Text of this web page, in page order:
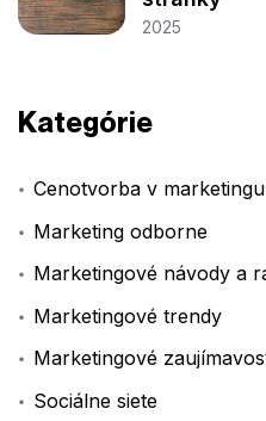
2025
Kategórie
Cenotvorba v marketingu
Marketing odborne
Marketingové návody a
Marketingové trendy
Marketingové
Sociálne siete